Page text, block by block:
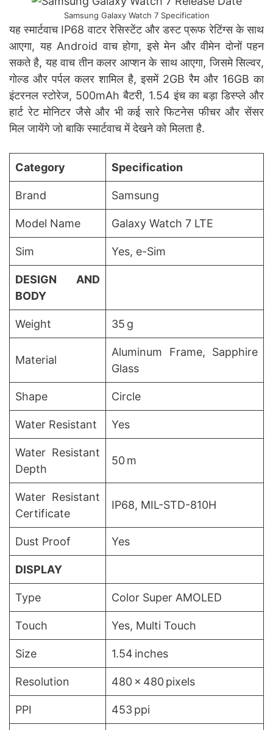
Samsung Galaxy Watch 7 Specification
यह स्मार्टवाच IP68 वाटर रेसिस्टेंट और डस्ट प्रूफ रेटिंग्स के साथ
आएगा, यह Android वाच होगा, इसे मेन और वीमेन दोनों पहन
सकते है, यह वाच तीन कलर आप्शन के साथ आएगा, जिसमे सिल्वर,
गोल्ड और पर्पल कलर शामिल है, इसमें 2GB रैम और 16GB का
इंटरनल स्टोरेज, 500mAh बैटरी, 1.54 इंच का बड़ा डिस्प्ले और
हार्ट रेट मोनिटर जैसे और भी कई सारे फिटनेस फीचर और सेंसर
मिल जायेंगे जो बाकि स्मार्टवाच में देखने को मिलता है.
Category Specification
Brand Samsung
Model Name Galaxy Watch 7 LTE
Sim Yes, e-Sim
DESIGN AND
BODY
Weight 35 g
Material
Aluminum Frame, Sapphire
Glass
Shape Circle
Water Resistant Yes
Water Resistant
Depth
50 m
Water Resistant
Certificate
IP68, MIL-STD-810H
Dust Proof Yes
DISPLAY
Type Color Super AMOLED
Touch Yes, Multi Touch
Size 1.54 inches
Resolution 480 x 480 pixels
PPI 453 ppi